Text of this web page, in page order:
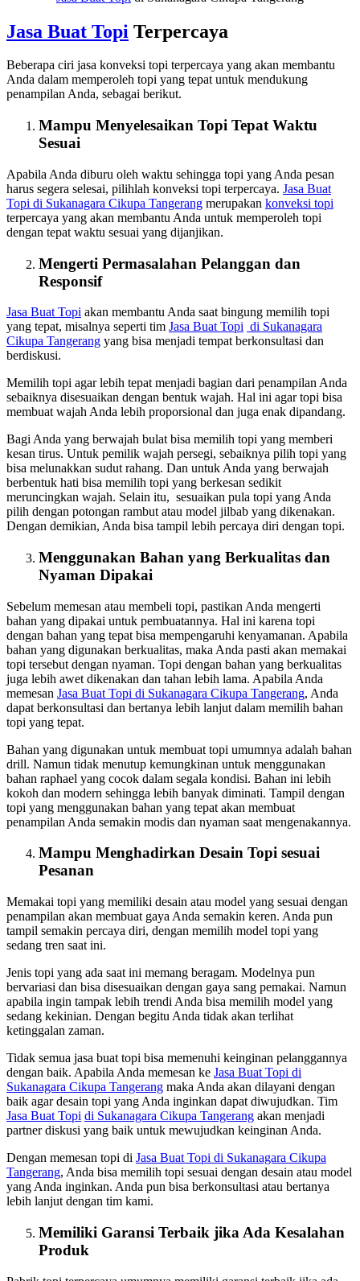
Jasa Buat Topi Terpercaya
Beberapa ciri jasa konveksi topi terpercaya yang akan membantu
Anda dalam memperoleh topi yang tepat untuk mendukung
penampilan Anda, sebagai berikut.
Mampu Menyelesaikan Topi Tepat Waktu
Sesuai
Apabila Anda diburu oleh waktu sehingga topi yang Anda pesan
harus segera selesai, pilihlah konveksi topi terpercaya. Jasa Buat
Topi di Sukanagara Cikupa Tangerang merupakan konveksi topi
terpercaya yang akan membantu Anda untuk memperoleh topi
dengan tepat waktu sesuai yang dijanjikan.
Mengerti Permasalahan Pelanggan dan
Responsif
Jasa Buat Topi akan membantu Anda saat bingung memilih topi
yang tepat, misalnya seperti tim Jasa Buat Topi di Sukanagara
Cikupa Tangerang yang bisa menjadi tempat berkonsultasi dan
berdiskusi.
Memilih topi agar lebih tepat menjadi bagian dari penampilan Anda
sebaiknya disesuaikan dengan bentuk wajah. Hal ini agar topi bisa
membuat wajah Anda lebih proporsional dan juga enak dipandang.
Bagi Anda yang berwajah bulat bisa memilih topi yang memberi
kesan tirus. Untuk pemilik wajah persegi, sebaiknya pilih topi yang
bisa melunakkan sudut rahang. Dan untuk Anda yang berwajah
berbentuk hati bisa memilih topi yang berkesan sedikit
meruncingkan wajah. Selain itu, sesuaikan pula topi yang Anda
pilih dengan potongan rambut atau model jilbab yang dikenakan.
Dengan demikian, Anda bisa tampil lebih percaya diri dengan topi.
Menggunakan Bahan yang Berkualitas dan
Nyaman Dipakai
Sebelum memesan atau membeli topi, pastikan Anda mengerti
bahan yang dipakai untuk pembuatannya. Hal ini karena topi
dengan bahan yang tepat bisa mempengaruhi kenyamanan. Apabila
bahan yang digunakan berkualitas, maka Anda pasti akan memakai
topi tersebut dengan nyaman. Topi dengan bahan yang berkualitas
juga lebih awet dikenakan dan tahan lebih lama. Apabila Anda
memesan Jasa Buat Topi di Sukanagara Cikupa Tangerang, Anda
dapat berkonsultasi dan bertanya lebih lanjut dalam memilih bahan
topi yang tepat.
Bahan yang digunakan untuk membuat topi umumnya adalah bahan
drill. Namun tidak menutup kemungkinan untuk menggunakan
bahan raphael yang cocok dalam segala kondisi. Bahan ini lebih
kokoh dan modern sehingga lebih banyak diminati. Tampil dengan
topi yang menggunakan bahan yang tepat akan membuat
penampilan Anda semakin modis dan nyaman saat mengenakannya.
Mampu Menghadirkan Desain Topi sesuai
Pesanan
Memakai topi yang memiliki desain atau model yang sesuai dengan
penampilan akan membuat gaya Anda semakin keren. Anda pun
tampil semakin percaya diri, dengan memilih model topi yang
sedang tren saat ini.
Jenis topi yang ada saat ini memang beragam. Modelnya pun
bervariasi dan bisa disesuaikan dengan gaya sang pemakai. Namun
apabila ingin tampak lebih trendi Anda bisa memilih model yang
sedang kekinian. Dengan begitu Anda tidak akan terlihat
ketinggalan zaman.
Tidak semua jasa buat topi bisa memenuhi keinginan pelanggannya
dengan baik. Apabila Anda memesan ke Jasa Buat Topi di
Sukanagara Cikupa Tangerang maka Anda akan dilayani dengan
baik agar desain topi yang Anda inginkan dapat diwujudkan. Tim
Jasa Buat Topi di Sukanagara Cikupa Tangerang akan menjadi
partner diskusi yang baik untuk mewujudkan keinginan Anda.
Dengan memesan topi di Jasa Buat Topi di Sukanagara Cikupa
Tangerang, Anda bisa memilih topi sesuai dengan desain atau model
yang Anda inginkan. Anda pun bisa berkonsultasi atau bertanya
lebih lanjut dengan tim kami.
Memiliki Garansi Terbaik jika Ada Kesalahan
Produk